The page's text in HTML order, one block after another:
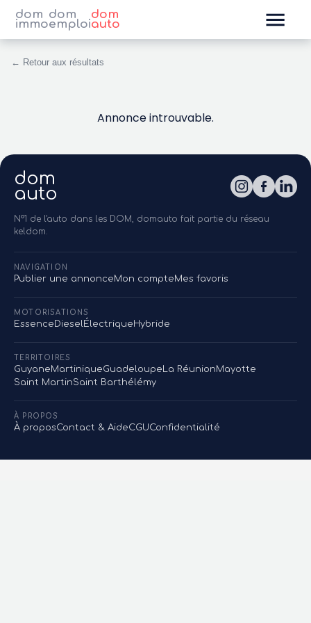
dom
immo
dom
emploi
dom
auto
← Retour aux résultats
Annonce introuvable.
dom
auto
N°1 de l'auto dans les DOM, domauto fait partie du réseau
keldom.
NAVIGATION
Publier une annonceMon compteMes favoris
MOTORISATIONS
Essence DieselÉlectriqueHybride
TERRITOIRES
GuyaneMartiniqueGuadeloupe La RéunionMayotte
Saint MartinSaint Barthélémy
À PROPOS
À proposContact & AideCGUConfidentialité